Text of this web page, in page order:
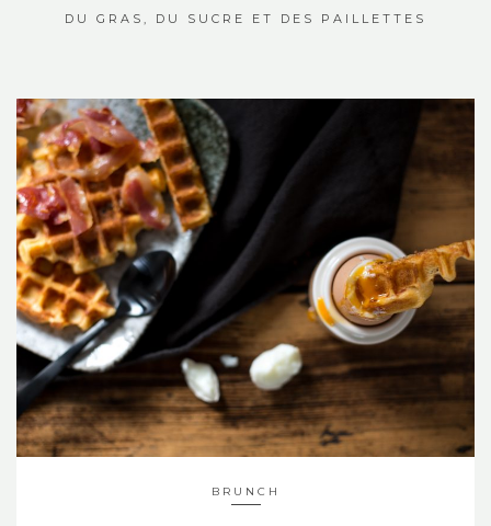
DU GRAS, DU SUCRE ET DES PAILLETTES
BRUNCH